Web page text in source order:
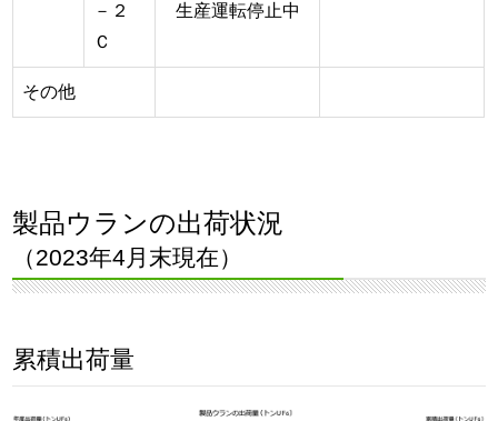
－２
Ｃ
生産運転停止中
その他
製品ウランの出荷状況
（2023年4月末現在）
累積出荷量